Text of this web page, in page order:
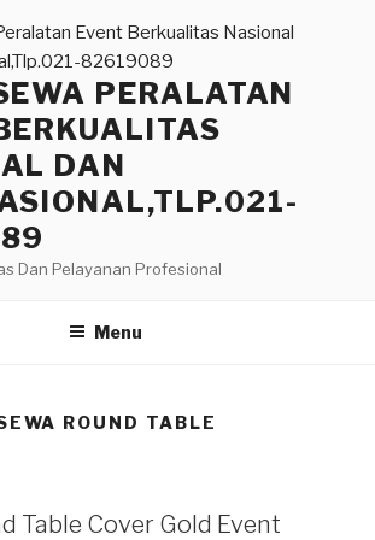
PERALATAN
DAN
Dan Pelayanan Profesional
Menu
ROUND TABLE
Table Cover Gold Event